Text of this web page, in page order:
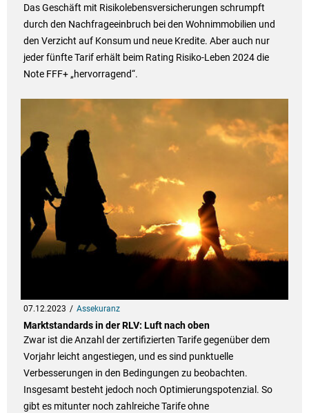
Das Geschäft mit Risikolebensversicherungen schrumpft
durch den Nachfrageeinbruch bei den Wohnimmobilien und
den Verzicht auf Konsum und neue Kredite. Aber auch nur
jeder fünfte Tarif erhält beim Rating Risiko-Leben 2024 die
Note FFF+ „hervorragend“.
07.12.2023 Assekuranz
Marktstandards in der RLV: Luft nach oben
Zwar ist die Anzahl der zertifizierten Tarife gegenüber dem
Vorjahr leicht angestiegen, und es sind punktuelle
Verbesserungen in den Bedingungen zu beobachten.
Insgesamt besteht jedoch noch Optimierungspotenzial. So
gibt es mitunter noch zahlreiche Tarife ohne